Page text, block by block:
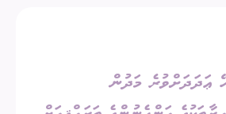
ޢަދަދަށްވުރެ މަދުން